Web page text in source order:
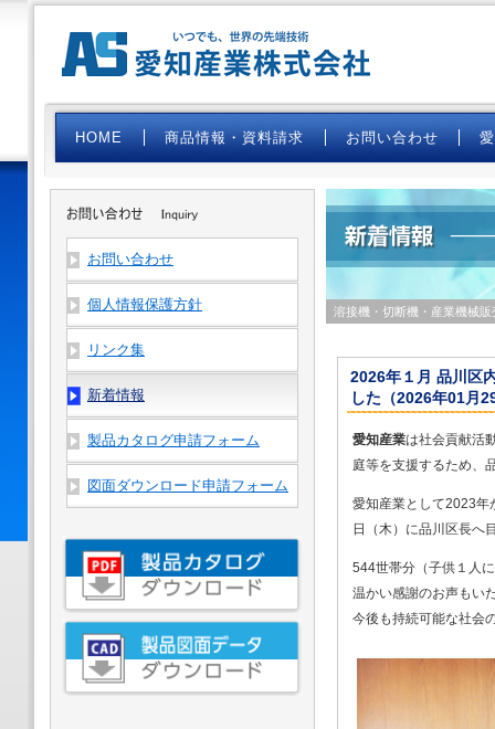
HOME 商品情報・資料請求 お問い合わせ
溶接機・切断機・産業機械
2026年１月 品川区
した（2026年01月
愛知産業は社会貢献活
庭等を支援するため、
愛知産業として2023年
日（木）に品川区長へ
544世帯分（子供１人
温かい感謝のお声もい
今後も持続可能な社会
お問い合わせ
個人情報保護方針
リンク集
新着情報
製品カタログ申請フォーム
図面ダウンロード申請フォーム